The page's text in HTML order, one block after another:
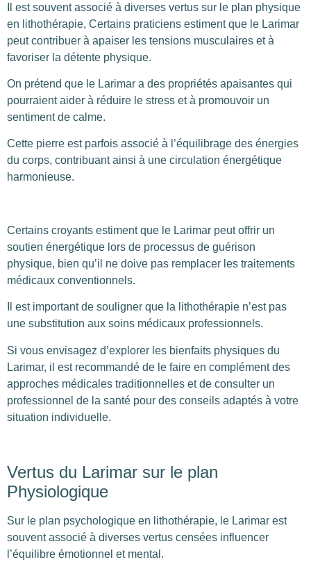
Il est souvent associé à diverses vertus sur le plan physique
en lithothérapie, Certains praticiens estiment que le Larimar
peut contribuer à apaiser les tensions musculaires et à
favoriser la détente physique.
On prétend que le Larimar a des propriétés apaisantes qui
pourraient aider à réduire le stress et à promouvoir un
sentiment de calme.
Cette pierre est parfois associé à l’équilibrage des énergies
du corps, contribuant ainsi à une circulation énergétique
harmonieuse.
Certains croyants estiment que le Larimar peut offrir un
soutien énergétique lors de processus de guérison
physique, bien qu’il ne doive pas remplacer les traitements
médicaux conventionnels.
Il est important de souligner que la lithothérapie n’est pas
une substitution aux soins médicaux professionnels.
Si vous envisagez d’explorer les bienfaits physiques du
Larimar, il est recommandé de le faire en complément des
approches médicales traditionnelles et de consulter un
professionnel de la santé pour des conseils adaptés à votre
situation individuelle.
Vertus du Larimar sur le plan
Physiologique
Sur le plan psychologique en lithothérapie, le Larimar est
souvent associé à diverses vertus censées influencer
l’équilibre émotionnel et mental.